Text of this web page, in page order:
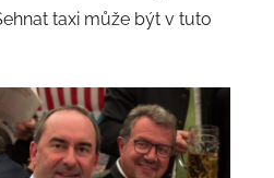
taxi může být v tuto